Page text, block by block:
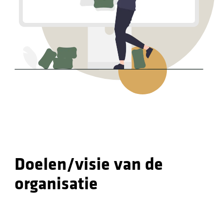
Doelen/visie van de
organisatie